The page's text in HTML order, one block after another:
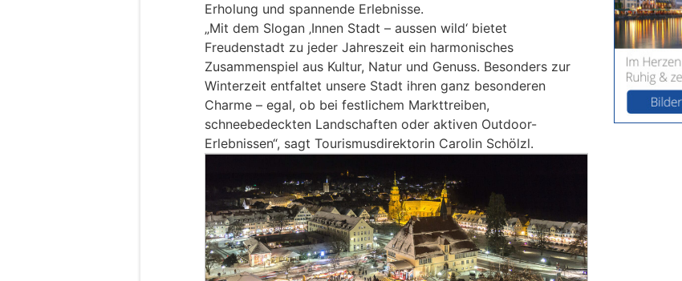
Erholung und spannende Erlebnisse.
„Mit dem Slogan ‚Innen Stadt – aussen wild‘ bietet
Freudenstadt zu jeder Jahreszeit ein harmonisches
Zusammenspiel aus Kultur, Natur und Genuss. Besonders zur
Winterzeit entfaltet unsere Stadt ihren ganz besonderen
Charme – egal, ob bei festlichem Markttreiben,
schneebedeckten Landschaften oder aktiven Outdoor-
Erlebnissen“, sagt Tourismusdirektorin Carolin Schölzl.